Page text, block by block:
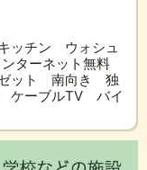
ッチン ウォシュ
ターネット無料
ット 南向き 独
ケーブルTV バイ